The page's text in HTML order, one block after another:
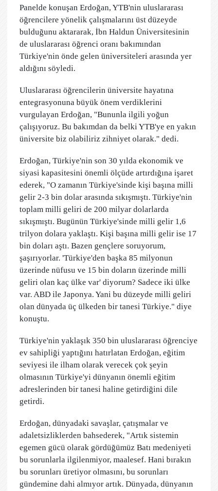
Panelde konuşan Erdoğan, YTB'nin uluslararası
öğrencilere yönelik çalışmalarını üst düzeyde
bulduğunu aktararak, İbn Haldun Üniversitesinin
de uluslararası öğrenci oranı bakımından
Türkiye'nin önde gelen üniversiteleri arasında yer
aldığını söyledi.
Uluslararası öğrencilerin üniversite hayatına
entegrasyonuna büyük önem verdiklerini
vurgulayan Erdoğan, "Bununla ilgili yoğun
çalışıyoruz. Bu bakımdan da belki YTB'ye en yakın
üniversite biz olabiliriz zihniyet olarak." dedi.
Erdoğan, Türkiye'nin son 30 yılda ekonomik ve
siyasi kapasitesini önemli ölçüde artırdığına işaret
ederek, "O zamanın Türkiye'sinde kişi başına milli
gelir 2-3 bin dolar arasında sıkışmıştı. Türkiye'nin
toplam milli geliri de 200 milyar dolarlarda
sıkışmıştı. Bugünün Türkiye'sinde milli gelir 1,6
trilyon dolara yaklaştı. Kişi başına milli gelir ise 17
bin doları aştı. Bazen gençlere soruyorum,
şaşırıyorlar. 'Türkiye'den başka 85 milyonun
üzerinde nüfusu ve 15 bin doların üzerinde milli
geliri olan kaç ülke var' diyorum? Sadece iki ülke
var. ABD ile Japonya. Yani bu düzeyde milli geliri
olan dünyada üç ülkeden bir tanesi Türkiye." diye
konuştu.
Türkiye'nin yaklaşık 350 bin uluslararası öğrenciye
ev sahipliği yaptığını hatırlatan Erdoğan, eğitim
seviyesi ile ilham olarak verecek çok şeyin
olmasının Türkiye'yi dünyanın önemli eğitim
adreslerinden bir tanesi haline getirdiğini dile
getirdi.
Erdoğan, dünyadaki savaşlar, çatışmalar ve
adaletsizliklerden bahsederek, "Artık sistemin
egemen gücü olarak gördüğümüz Batı medeniyeti
bu sorunlarla ilgilenmiyor, maalesef. Hani bırakın
bu sorunları üretiyor olmasını, bu sorunları
gündemine dahi almıyor artık. Dünyada, dünyanın